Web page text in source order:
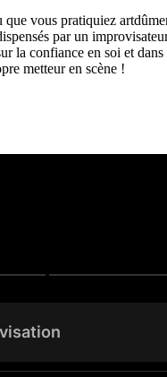
vous pratiquiez
par un
confiance en soi et
metteur en scène !